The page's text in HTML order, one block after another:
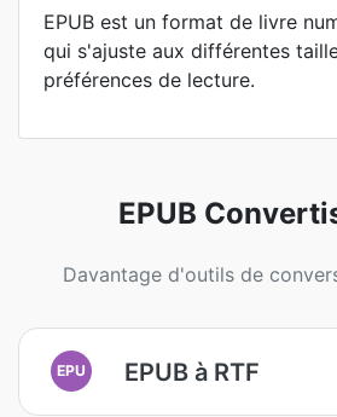
EPUB est un format de livre
qui s'ajuste aux différentes
préférences de lecture.
EPUB
Davantage d'outils de
EPU EPUB à RTF